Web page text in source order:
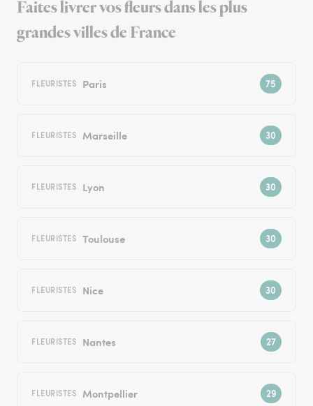
Faites livrer vos fleurs dans les plus
grandes villes de France
FLEURISTES Paris
FLEURISTES Marseille
FLEURISTES Lyon
FLEURISTES Toulouse
FLEURISTES Nice
FLEURISTES Nantes
FLEURISTES Montpellier